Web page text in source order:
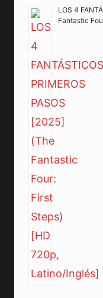
LOS 4
Fantastic